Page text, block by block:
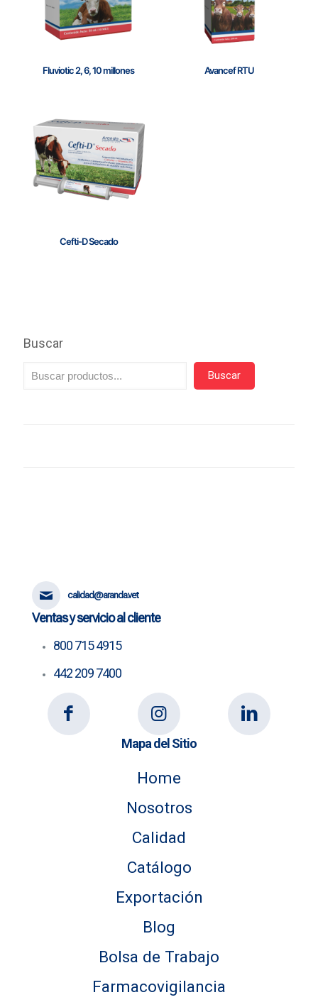
Fluviotic 2, 6, 10 millones Avancef RTU
Cefti-D Secado
Buscar
Buscar
calidad@aranda.vet
Ventas y servicio al cliente
800 715 4915
442 209 7400
Mapa del Sitio
Home
Nosotros
Calidad
Catálogo
Exportación
Blog
Bolsa de Trabajo
Farmacovigilancia